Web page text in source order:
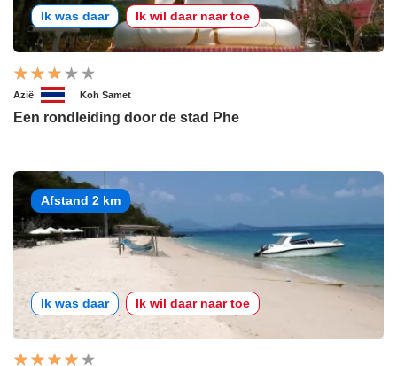
Ik was daar Ik wil daar naar toe
Azië Koh Samet
Een rondleiding door de stad Phe
Afstand 2 km
Ik was daar Ik wil daar naar toe